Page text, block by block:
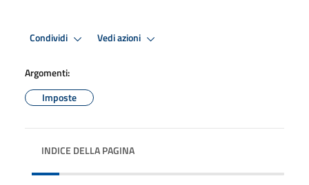
Condividi Vedi azioni
Argomenti:
Imposte
INDICE DELLA PAGINA